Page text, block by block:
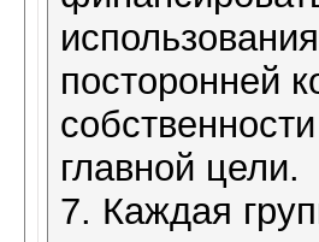
посторонней
главной цели.
7. Каждая